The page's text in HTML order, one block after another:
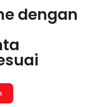
dengan